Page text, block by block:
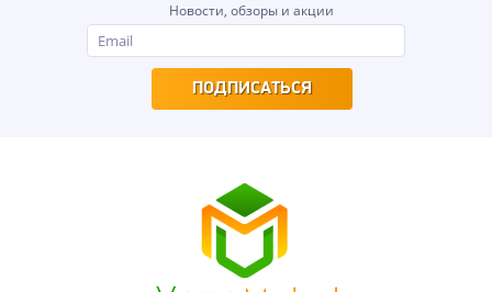
Новости, обзоры и акции
ПОДПИСАТЬСЯ